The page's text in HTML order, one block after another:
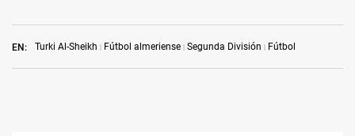
EN: Turki Al-Sheikh Fútbol almeriense Segunda División Fútbol